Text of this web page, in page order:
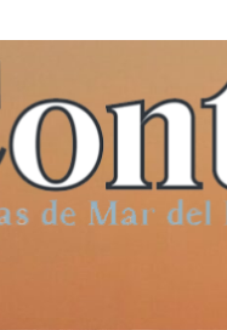
MDP